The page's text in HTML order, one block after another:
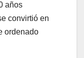
años
convirtió en
ordenado